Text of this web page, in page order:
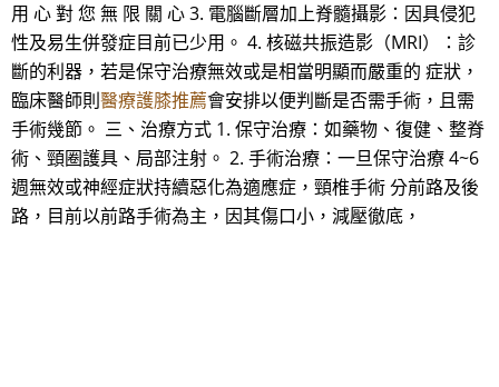
用 心 對 您 無 限 關 心 3. 電腦斷層加上脊髓攝影：因具侵犯
性及易生併發症目前已少用。 4. 核磁共振造影（MRI）：診
斷的利器，若是保守治療無效或是相當明顯而嚴重的 症狀，
臨床醫師則醫療護膝推薦會安排以便判斷是否需手術，且需
手術幾節。 三、治療方式 1. 保守治療：如藥物、復健、整脊
術、頸圈護具、局部注射。 2. 手術治療：一旦保守治療 4~6
週無效或神經症狀持續惡化為適應症，頸椎手術 分前路及後
路，目前以前路手術為主，因其傷口小，減壓徹底，